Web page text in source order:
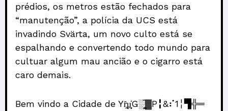
prédios, os metros estão fechados para
“manutenção”, a polícia da UCS está
invadindo Svärta, um novo culto está se
espalhando e convertendo todo mundo para
cultuar algum mau ancião e o cigarro está
caro demais.
Bem vindo a Cidade de Yȓ̢̫͟u̩̟̒G░̬͔̪̅▓P╏&⠎1╎▜╬═